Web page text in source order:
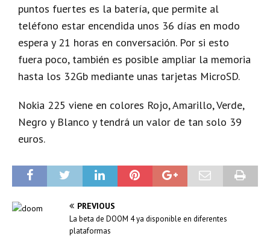
puntos fuertes es la batería, que permite al
teléfono estar encendida unos 36 días en modo
espera y 21 horas en conversación. Por si esto
fuera poco, también es posible ampliar la memoria
hasta los 32Gb mediante unas tarjetas MicroSD.
Nokia 225 viene en colores Rojo, Amarillo, Verde,
Negro y Blanco y tendrá un valor de tan solo 39
euros.
PREVIOUS
La beta de DOOM 4 ya disponible en diferentes
plataformas